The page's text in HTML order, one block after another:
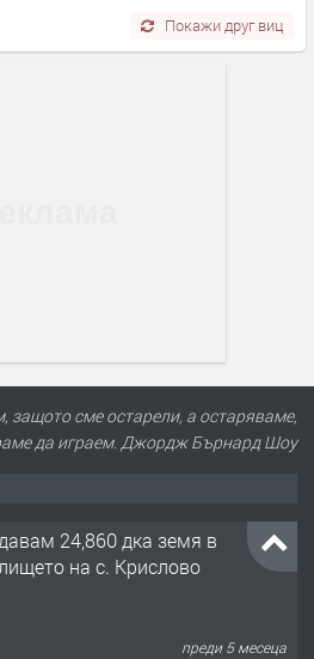
Покажи друг виц
защото сме остарели, а остаряваме,
да играем. Джордж Бърнард Шоу
24,860 дка земя в
на с. Крислово
преди 5 месеца